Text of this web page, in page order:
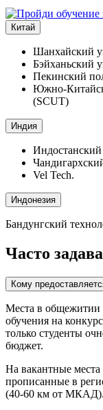
Китай
Шанхайский
Бэйханьский
Пекинский
Южно-
(SCUT)
Индия
Vel Tech.
Индонезия
Бандунгский
Часто
Кому
Места в общежитии
обучения на
только студенты
бюджет.
На вакантные места
прописанные в
(40-60 км от МКАД).